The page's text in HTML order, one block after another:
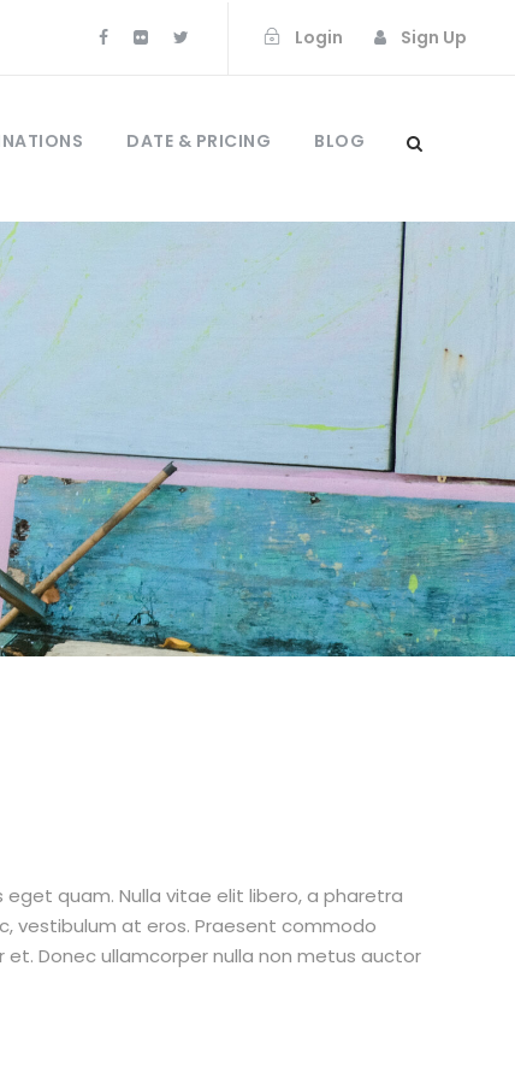
Login Sign Up
DATE & PRICING BLOG
quam. Nulla vitae elit libero, a pharetra
vestibulum at eros. Praesent commodo
Donec ullamcorper nulla non metus auctor